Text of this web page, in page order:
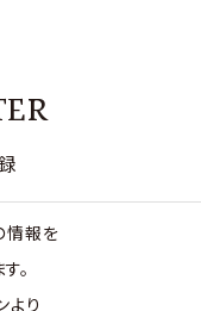
情報を
。
より